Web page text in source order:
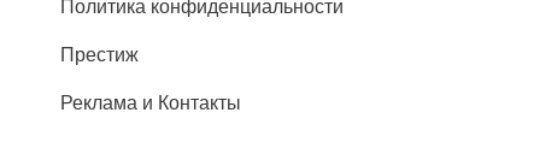
Политика конфиденциальности
Престиж
Реклама и Контакты